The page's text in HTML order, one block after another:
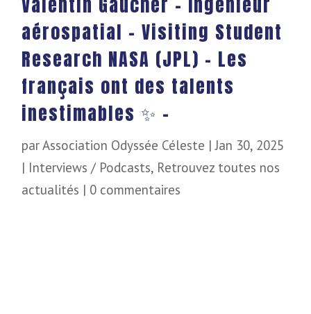
aérospatial – Visiting Student
Research NASA (JPL) – Les
français ont des talents
inestimables ✨ –
parAssociation Odyssée Céleste |Jan 30, 2025
| Interviews / Podcasts, Retrouvez toutes nos
actualités | 0 commentaires